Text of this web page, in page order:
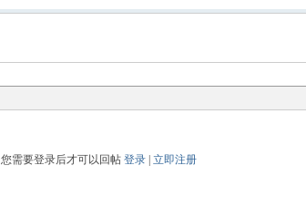
您需要登录后才可以回帖 登录| 立即注册